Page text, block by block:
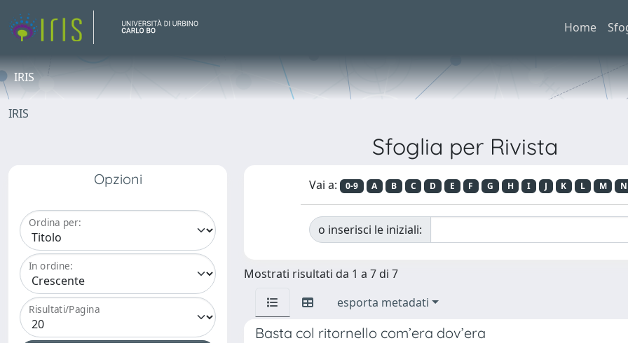
Home
IRIS
IRIS
Sfoglia per Rivista
Opzioni
Ordina per:
In ordine:
Risultati/Pagina
Vai a: 0-9 A B C D E F G H I J K L M N
o inserisci le iniziali:
Mostrati risultati da 1 a 7 di 7
esporta metadati
Basta col ritornello com’era dov’era